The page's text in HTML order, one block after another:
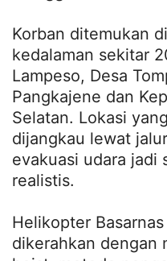
Korban ditemukan
kedalaman sekitar
Lampeso, Desa
Pangkajene dan
Selatan. Lokasi
dijangkau lewat
evakuasi udara jadi
realistis.
Helikopter
dikerahkan dengan